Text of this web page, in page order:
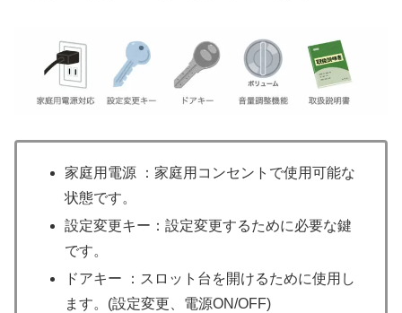
家庭用電源 ：家庭用コンセントで使用可能な
状態です。
設定変更キー：設定変更するために必要な鍵
です。
ドアキー ：スロット台を開けるために使用し
ます。(設定変更、電源ON/OFF)